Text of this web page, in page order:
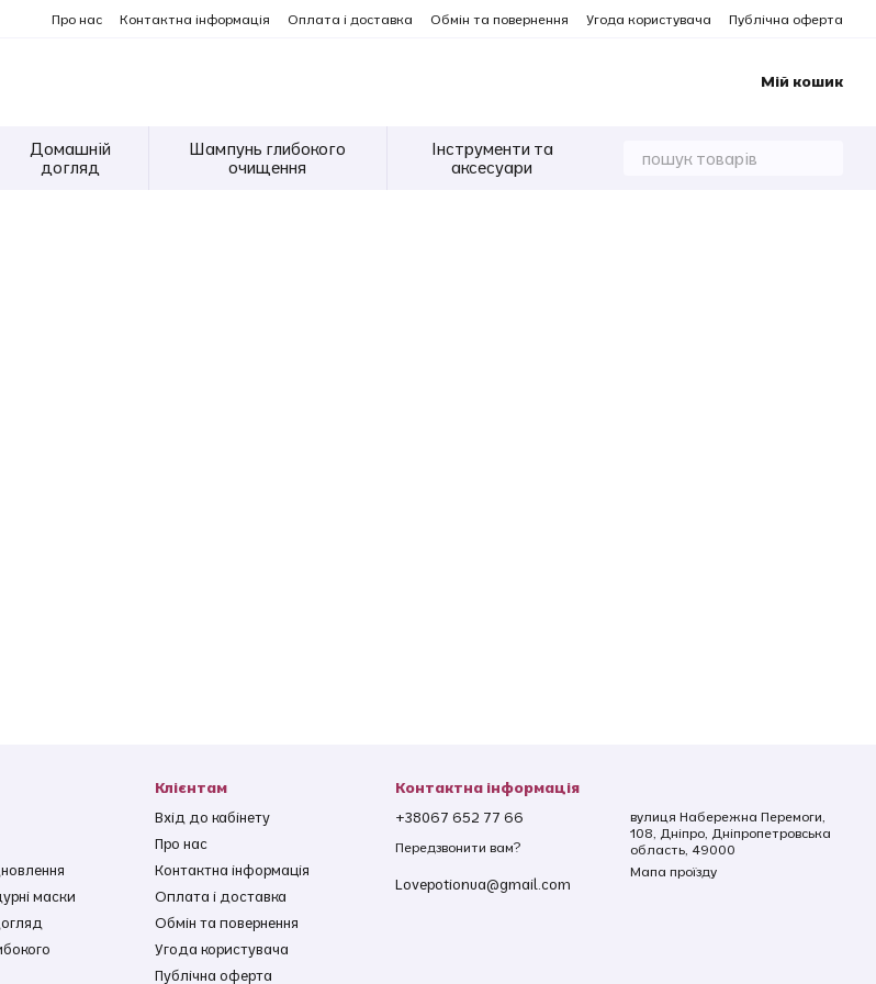
Про нас Контактна інформація Оплата і доставка Обмін та повернення Угода користувача Публічна оферта
Мій кошик
Домашній
догляд
Шампунь глибокого
очищення
Інструменти та
аксесуари
маски
Клієнтам
Вхід до кабінету
Про нас
Контактна інформація
Оплата і доставка
Обмін та повернення
Угода користувача
Публічна оферта
Контактна інформація
+38067 652 77 66
Передзвонити вам?
Lovepotionua@gmail.com
вулиця Набережна Перемоги,
108, Дніпро, Дніпропетровська
область, 49000
Мапа проїзду